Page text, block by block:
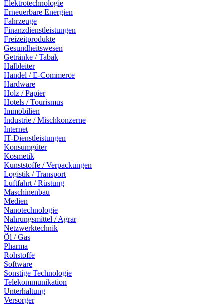
Elektrotechnologie
Erneuerbare Energien
Fahrzeuge
Finanzdienstleistungen
Freizeitprodukte
Gesundheitswesen
Getränke / Tabak
Halbleiter
Handel / E-Commerce
Hardware
Holz / Papier
Hotels / Tourismus
Immobilien
Industrie / Mischkonzerne
Internet
IT-Dienstleistungen
Konsumgüter
Kosmetik
Kunststoffe / Verpackungen
Logistik / Transport
Luftfahrt / Rüstung
Maschinenbau
Medien
Nanotechnologie
Nahrungsmittel / Agrar
Netzwerktechnik
Öl / Gas
Pharma
Rohstoffe
Software
Sonstige Technologie
Telekommunikation
Unterhaltung
Versorger